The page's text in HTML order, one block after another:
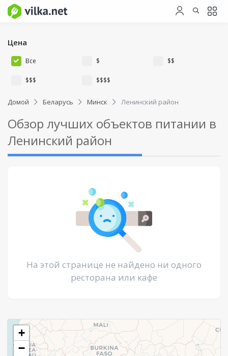
Цена
Все $ $$
$$$ $$$$
Домой Беларусь Минск Ленинский район
Обзор лучших объектов питании в
Ленинский район
На этой странице не найдено ни одного
ресторана или кафе
+
−